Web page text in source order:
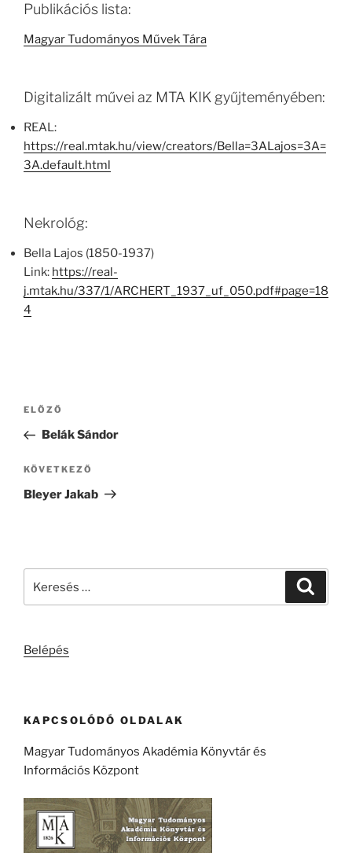
Publikációs lista:
Magyar Tudományos Művek Tára
Digitalizált művei az MTA KIK gyűjteményében:
REAL:
https://real.mtak.hu/view/creators/Bella=3ALajos=3A=
3A.default.html
Nekrológ:
Bella Lajos (1850-1937)
Link: https://real-
j.mtak.hu/337/1/ARCHERT_1937_uf_050.pdf#page=18
4
Bejegyzés
Korábbi
bejegyzés
ELŐZŐ
Belák Sándor
Következő
bejegyzés
KÖVETKEZŐ
Bleyer Jakab
Belépés
KAPCSOLÓDÓ OLDALAK
Magyar Tudományos Akadémia Könyvtár és
Információs Központ